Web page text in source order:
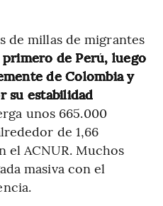
de millas de migrantes
primero de Perú, luego
de Colombia y
su estabilidad
unos 665.000
de 1,66
el ACNUR. Muchos
masiva con el